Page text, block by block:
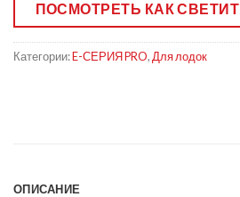
ПОСМОТРЕТЬ КАК СВЕТИТ
Категории:E-СЕРИЯ PRO, Для лодок
ОПИСАНИЕ